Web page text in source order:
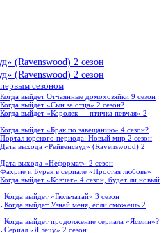
(Ravenswood) 2 сезон
(Ravenswood) 2 сезон
сезоном
Когда выйдет Отчаянные домохозяйки 9 сезон
Когда выйдет «Сын за отца» 2 сезон?
Когда выйдет «Королек — птичка певчая» 2
Когда выйдет «Брак по завещанию» 4 сезон?
Портал юрского периода: Новый мир 2 сезон
Дата выхода «Рейвенсвуд» (Ravenswood) 2
Дата выхода «Неформат» 2 сезон
Фахрие и Бурак в сериале «Простая любовь»
Когда выйдет «Ковчег» 4 сезон, будет ли новый
Когда выйдет «Гюльчатай» 3 сезон
Когда выйдет Узнай меня, если сможешь 2
Когда выйдет продолжение сериала «Ясмин»?
Сериал «Я лечу» 2 сезон